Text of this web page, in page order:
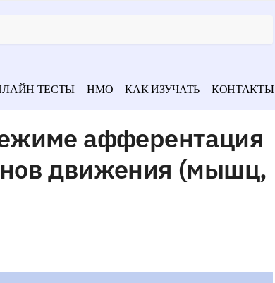
ТЕСТЫ НМО КАК ИЗУЧАТЬ КОНТАКТЫ
афферентация
движения (мышц,